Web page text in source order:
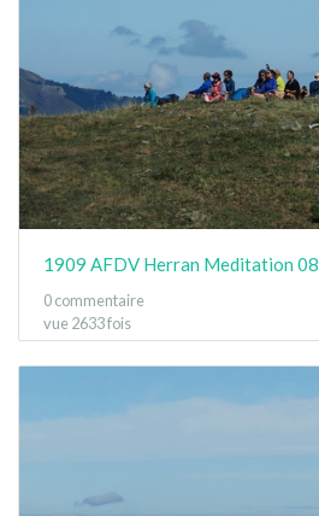
1909 AFDV Herran Meditation 08
0 commentaire
vue 2633 fois